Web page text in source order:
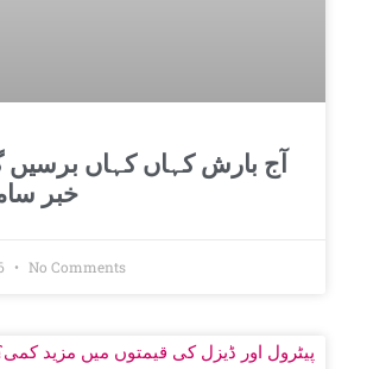
آج بارش کہاں کہاں
خبر
No Comments